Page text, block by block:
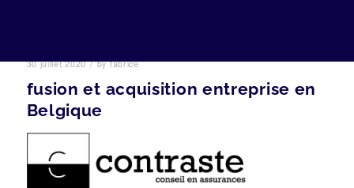
30 juillet 2020 / byfabrice
fusion et acquisition entreprise en
Belgique